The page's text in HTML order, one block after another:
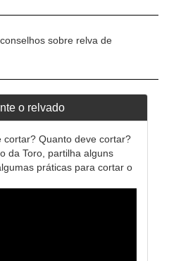
sobre relva de
o relvado
cortar? Quanto deve cortar?
da Toro, partilha alguns
práticas para cortar o